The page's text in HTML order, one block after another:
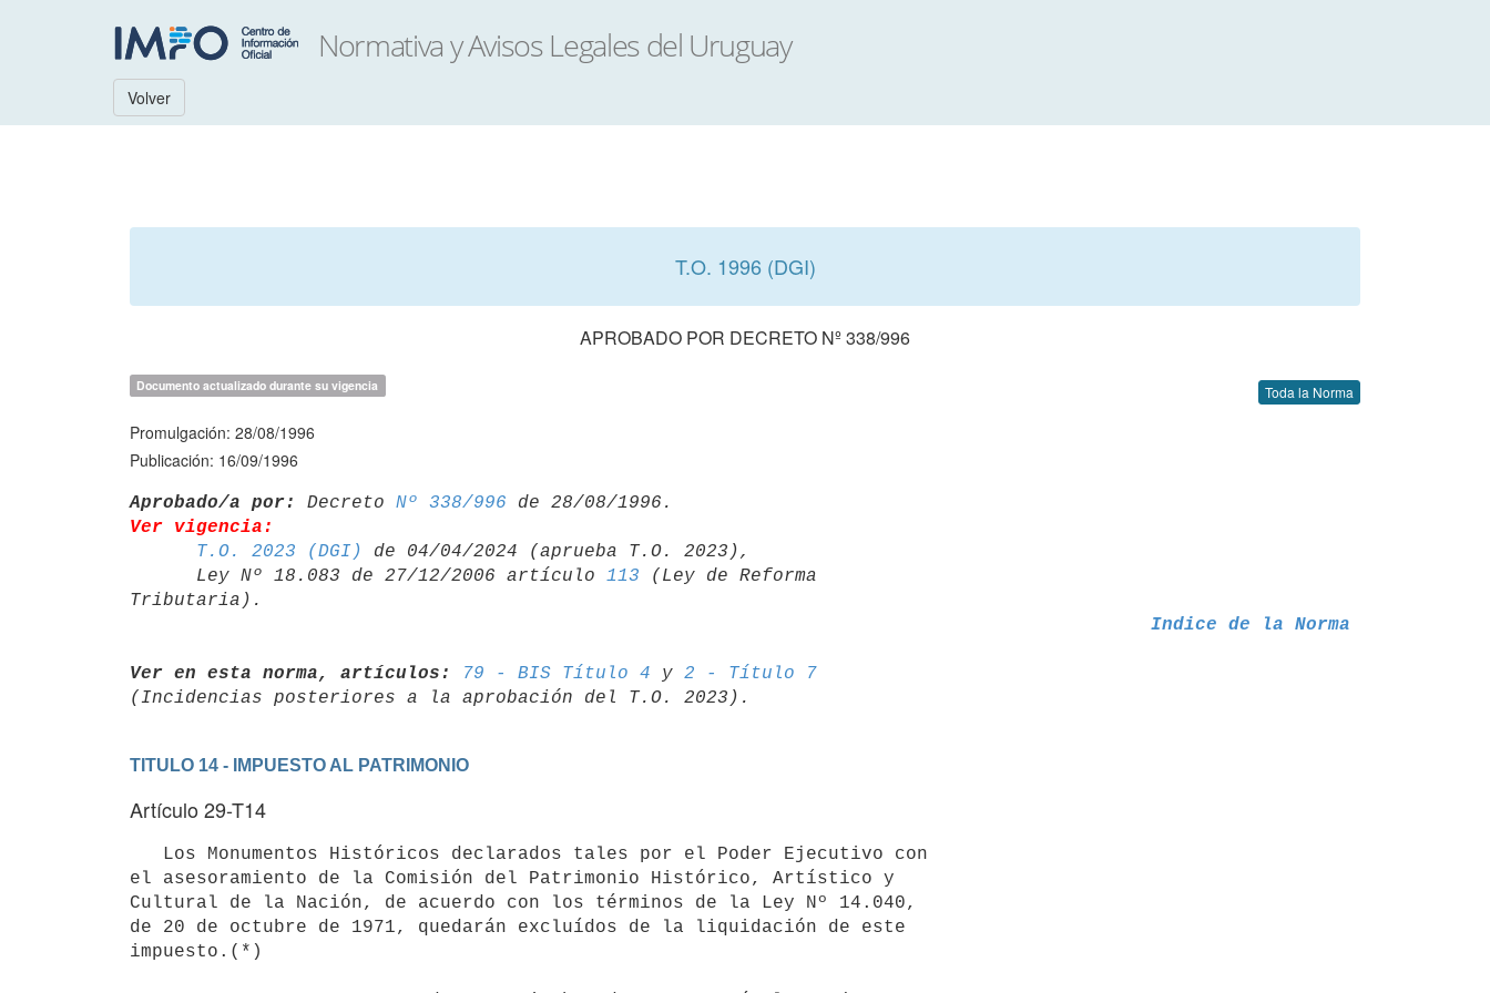
Volver
T.O. 1996 (DGI)
APROBADO POR DECRETO Nº 338/996
Documento actualizado durante su vigencia Toda la Norma
Promulgación: 28/08/1996
Publicación: 16/09/1996
Aprobado/a por: Decreto Nº 338/996
Ver vigencia:
T.O. 2023 (DGI)
de 04/04/2024 (aprueba T.O. 2023),
      Ley Nº 18.083 de 27/12/2006 artículo
113 (Ley de Reforma
Indice de la Norma
Ver en esta norma, artículos: 79 - BIS Título 4 y 2 - Título 7
TITULO 14 - IMPUESTO AL PATRIMONIO
Artículo 29-T14
el asesoramiento de la Comisión del Patrimonio Histórico, Artístico y
Cultural de la Nación, de acuerdo con los términos de la Ley Nº 14.040,
de 20 de octubre de 1971, quedarán excluídos de la liquidación de este
impuesto.(*)